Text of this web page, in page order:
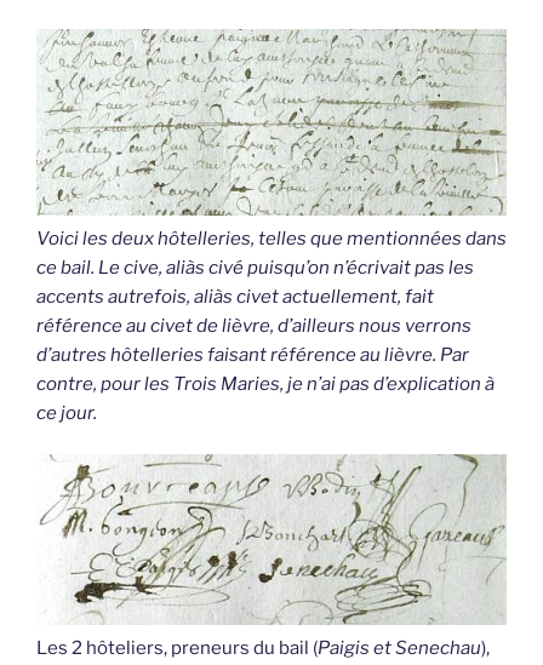
Voici les deux hôtelleries, telles que mentionnées dans
ce bail. Le cive, aliàs civé puisqu’on n’écrivait pas les
accents autrefois, aliàs civet actuellement, fait
référence au civet de lièvre, d’ailleurs nous verrons
d’autres hôtelleries faisant référence au lièvre. Par
contre, pour les Trois Maries, je n’ai pas d’explication à
ce jour.
Les 2 hôteliers, preneurs du bail (Paigis et Senechau),